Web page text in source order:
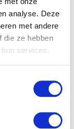
analyse. Deze
met andere
die ze hebben
services.